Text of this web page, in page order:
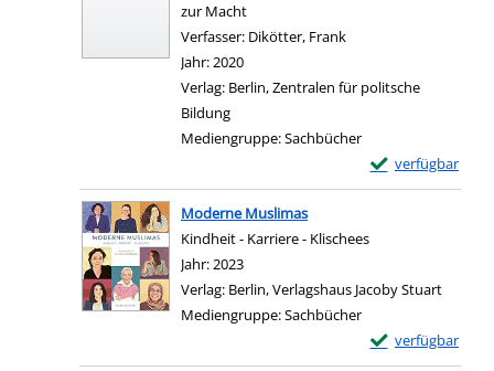
zur Macht
Verfasser: Dikötter, Frank
Jahr:2020
Verlag: Berlin, Zentralen für politsche
Bildung
Mediengruppe:Sachbücher
verfügbar
Exemplar-
Zum Download
Moderne Muslimas
Kindheit - Karriere - Klischees
Suche nach diesem Verfasser
Jahr:2023
Verlag: Berlin, Verlagshaus Jacoby Stuart
Mediengruppe:Sachbücher
verfügbar
Exemplar-
Zum Download